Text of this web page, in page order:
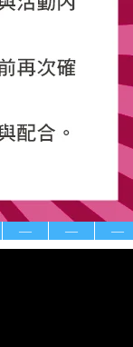
— — —